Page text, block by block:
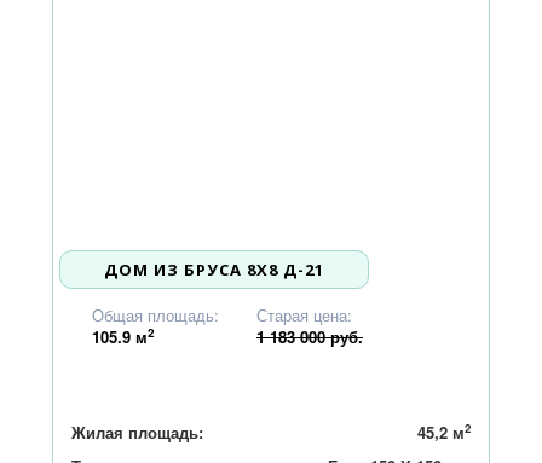
ДОМ ИЗ БРУСА 8X8 Д-21
Старая цена:
1 183 000 руб.
Общая площадь:
105.9 м2
Жилая площадь: 45,2 м2